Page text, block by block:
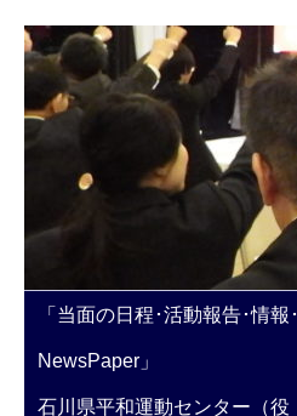
「当面の日程･活動報告･情報･
NewsPaper」
石川県平和運動センター（役